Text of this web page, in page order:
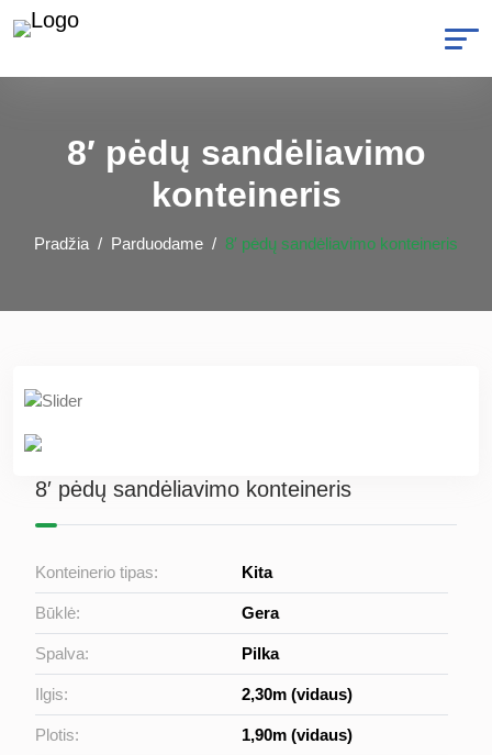
8′ pėdų sandėliavimo
konteineris
Pradžia Parduodame 8′ pėdų sandėliavimo konteineris
8′ pėdų sandėliavimo konteineris
Konteinerio tipas: Kita
Būklė: Gera
Spalva: Pilka
Ilgis: 2,30m (vidaus)
Plotis: 1,90m (vidaus)